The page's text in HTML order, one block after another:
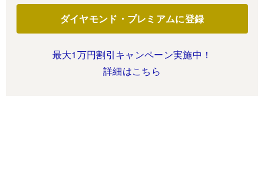
ダイヤモンド・プレミアムに登録
最大1万円割引キャンペーン実施中！
詳細はこちら